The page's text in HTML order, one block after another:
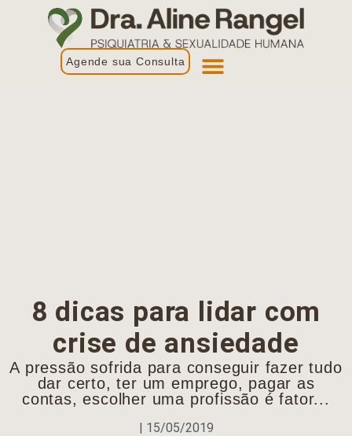
Agende sua Consulta
8 dicas para lidar com
crise de ansiedade
A pressão sofrida para conseguir fazer tudo
dar certo, ter um emprego, pagar as
contas, escolher uma profissão é fator...
| 15/05/2019